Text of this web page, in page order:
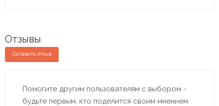
Отзывы
Оставить отзыв
Помогите другим пользователям с выбором -
будьте первым, кто поделится своим мнением